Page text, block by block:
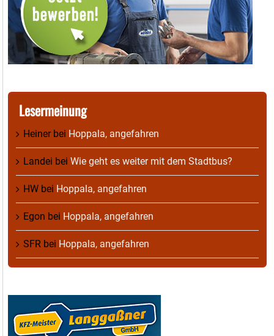
Lesermeinung
Heinerbei Hoppala, angefahren
Landei bei Wie geht es weiter mit dem Stadtbus?
HW bei Hoppala, angefahren
Egon bei Hoppala, angefahren
SFR bei Hoppala, angefahren